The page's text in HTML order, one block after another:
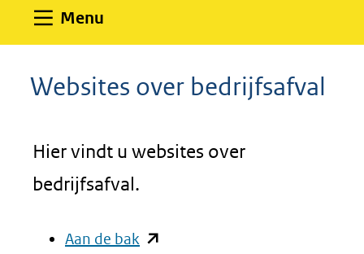
Menu
Websites over bedrijfsafval
Hier vindt u websites over
bedrijfsafval.
Aan de bak (opent